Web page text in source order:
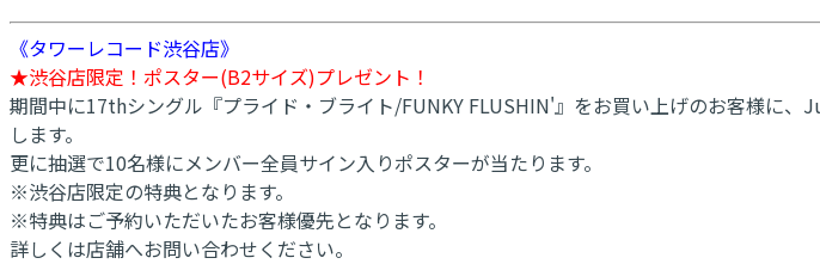
《タワーレコード渋谷店》
★渋谷店限定！ポスター(B2サイズ)プレゼント！
期間中に17thシングル『プライド・ブライト/FUNKY FLUSHIN'』をお買い上げのお客様に
します。
更に抽選で10名様にメンバー全員サイン入りポスターが当たります。
※渋谷店限定の特典となります。
※特典はご予約いただいたお客様優先となります。
詳しくは店舗へお問い合わせください。